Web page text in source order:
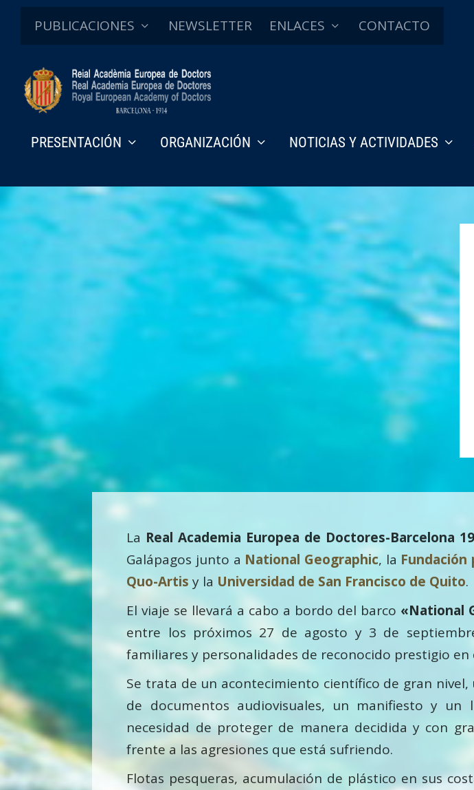
PUBLICACIONES NEWSLETTER ENLACES CONTACTO
PRESENTACIÓN ORGANIZACIÓN NOTICIAS Y ACTIVIDADES
La Real Academia Europea de Doctores-Barcelona
Galápagos junto a National Geographic, la Fundación
Quo-Artis y la Universidad de San Francisco de Quito.
El viaje se llevará a cabo a bordo del barco «National
entre los próximos 27 de agosto y 3 de
familiares y personalidades de reconocido prestigio en
Se trata de un acontecimiento científico de gran
de documentos audiovisuales, un manifiesto y
necesidad de proteger de manera decidida y con
frente a las agresiones que está sufriendo.
Flotas pesqueras, acumulación de plástico en sus